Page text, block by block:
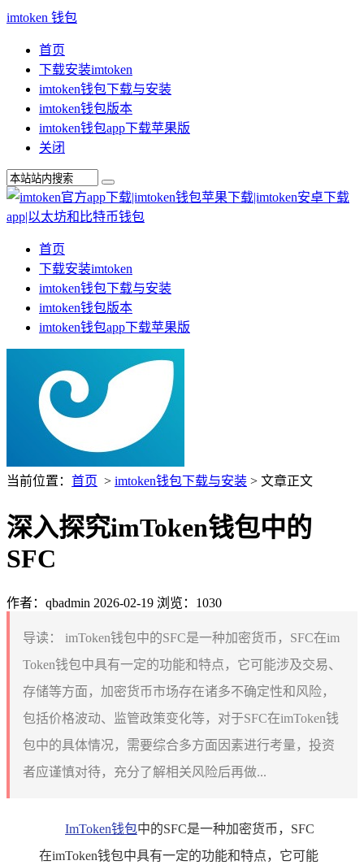
imtoken 钱包
首页
下载安装imtoken
imtoken钱包下载与安装
imtoken钱包版本
imtoken钱包app下载苹果版
关闭
首页
下载安装imtoken
imtoken钱包下载与安装
imtoken钱包版本
imtoken钱包app下载苹果版
当前位置： 首页 > imtoken钱包下载与安装 > 文章正文
深入探究imToken钱包中的
SFC
作者：qbadmin 2026-02-19 浏览：1030
导读：
imToken钱包中的SFC是一种加密货币，SFC在im
Token钱包中具有一定的功能和特点，它可能涉及交易、
存储等方面，加密货币市场存在诸多不确定性和风险，
包括价格波动、监管政策变化等，对于SFC在imToken钱
包中的具体情况，需要综合多方面因素进行考量，投资
者应谨慎对待，充分了解相关风险后再做...
ImToken钱包中的SFC是一种加密货币，SFC
在imToken钱包中具有一定的功能和特点，它可能